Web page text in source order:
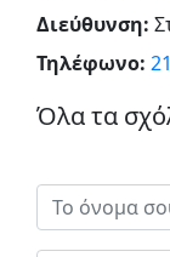
Διεύθυνση:
Τηλέφωνο:
Όλα τα